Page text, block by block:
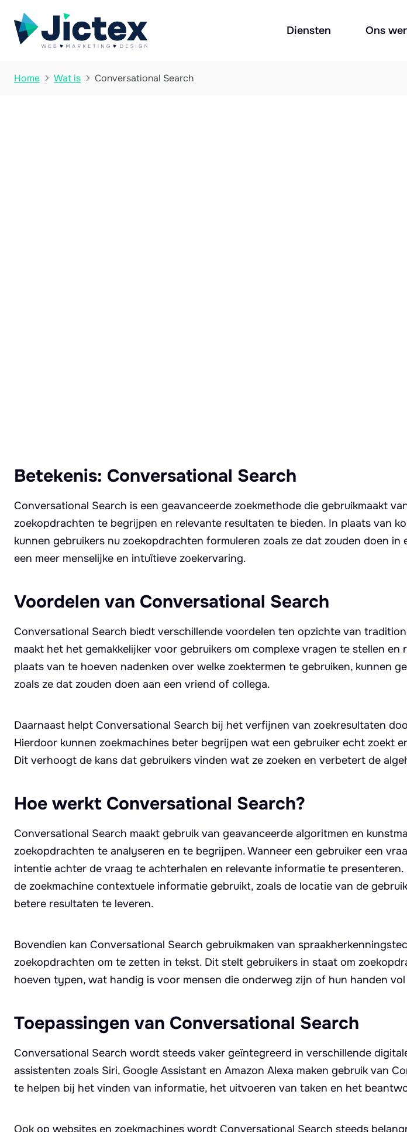
Diensten Ons
Home  Wat is  Conversational Search
Betekenis: Conversational Search
Conversational Search is een geavanceerde zoekmethode die gebruikmaakt
zoekopdrachten te begrijpen en relevante resultaten te bieden. In plaats van
kunnen gebruikers nu zoekopdrachten formuleren zoals ze dat zouden doen
een meer menselijke en intuïtieve zoekervaring.
Voordelen van Conversational Search
Conversational Search biedt verschillende voordelen ten opzichte van
maakt het het gemakkelijker voor gebruikers om complexe vragen te stellen
plaats van te hoeven nadenken over welke zoektermen te gebruiken, kunnen
zoals ze dat zouden doen aan een vriend of collega.
Daarnaast helpt Conversational Search bij het verfijnen van zoekresultaten
Hierdoor kunnen zoekmachines beter begrijpen wat een gebruiker echt zoekt
Dit verhoogt de kans dat gebruikers vinden wat ze zoeken en verbetert de
Hoe werkt Conversational Search?
Conversational Search maakt gebruik van geavanceerde algoritmen en
zoekopdrachten te analyseren en te begrijpen. Wanneer een gebruiker een
intentie achter de vraag te achterhalen en relevante informatie te
de zoekmachine contextuele informatie gebruikt, zoals de locatie van de
betere resultaten te leveren.
Bovendien kan Conversational Search gebruikmaken van
zoekopdrachten om te zetten in tekst. Dit stelt gebruikers in staat om
hoeven typen, wat handig is voor mensen die onderweg zijn of hun handen
Toepassingen van Conversational Search
Conversational Search wordt steeds vaker geïntegreerd in verschillende
assistenten zoals Siri, Google Assistant en Amazon Alexa maken gebruik van
te helpen bij het vinden van informatie, het uitvoeren van taken en het
Ook op websites en zoekmachines wordt Conversational Search steeds